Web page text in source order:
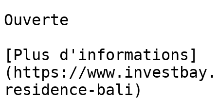
Ouverte
[Plus d'informations]
(https://
residence-bali)